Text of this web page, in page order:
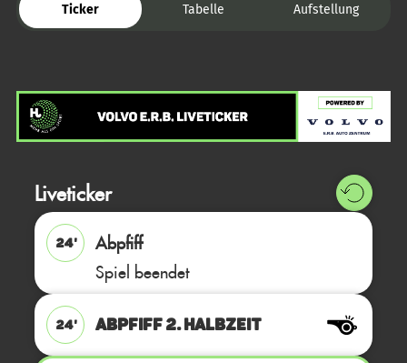
Ticker Tabelle Aufstellung
Liveticker
24'
Abpfiff
Spiel beendet
24' ABPFIFF 2. Halbzeit